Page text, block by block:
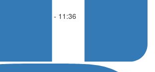
17 Febbraio 2021 - 11:36